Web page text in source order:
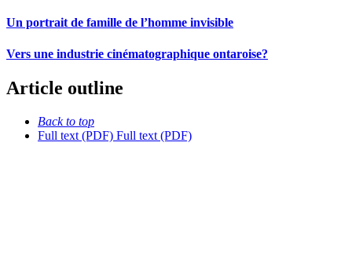
Un portrait de famille de l’homme invisible
Vers une industrie cinématographique ontaroise?
Article outline
Back to top
Full text (PDF) Full text (PDF)